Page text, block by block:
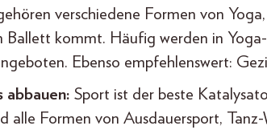
verschiedene Formen von
Ballett kommt. Häufig werden in
Ebenso empfehlenswert:
abbauen: Sport ist der beste
alle Formen von Ausdauersport,